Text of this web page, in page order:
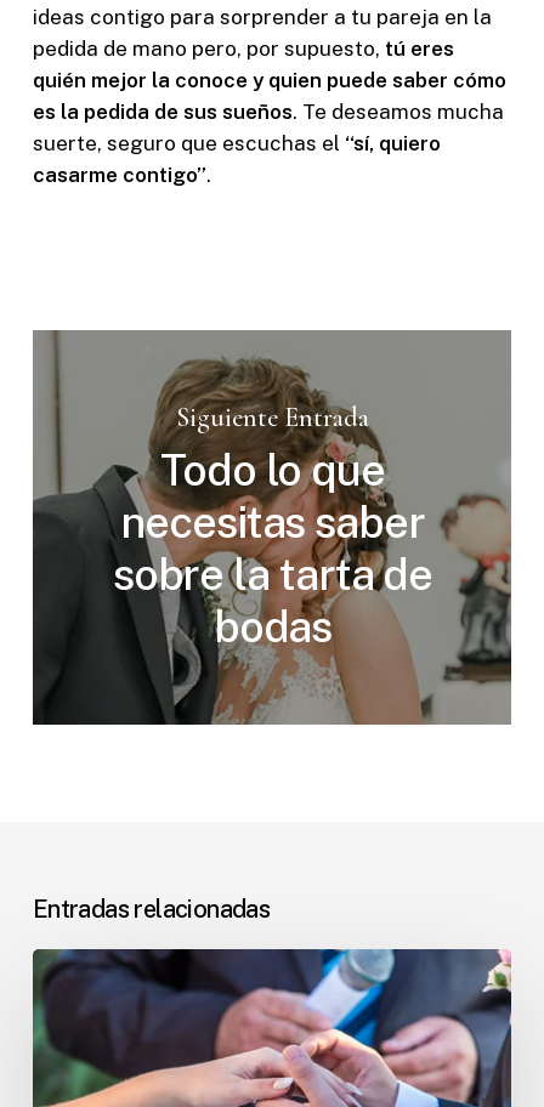
ideas contigo para sorprender a tu pareja en la
pedida de mano pero, por supuesto, tú eres
quién mejor la conoce y quien puede saber cómo
es la pedida de sus sueños. Te deseamos mucha
suerte, seguro que escuchas el “sí, quiero
casarme contigo”.
Siguiente Entrada
Todo lo que
necesitas saber
sobre la tarta de
bodas
Entradas relacionadas
Tendencias
las
bodas
en